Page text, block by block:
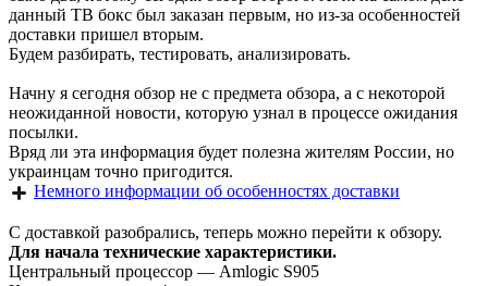
данный ТВ бокс был заказан первым, но из-за особенностей
доставки пришел вторым.
Будем разбирать, тестировать, анализировать.
Начну я сегодня обзор не с предмета обзора, а с некоторой
неожиданной новости, которую узнал в процессе ожидания
посылки.
Вряд ли эта информация будет полезна жителям России, но
украинцам точно пригодится.
Немного информации об особенностях доставки
С доставкой разобрались, теперь можно перейти к обзору.
Для начала технические характеристики.
Центральный процессор — Amlogic S905